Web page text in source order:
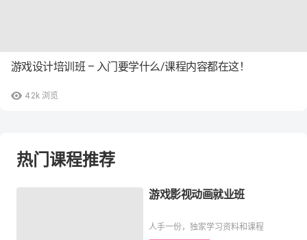
4.2k 浏览
游戏设计培训班 – 入门要学什么/课程内容都在这！
热门课程推荐
游戏影视动画就业班
人手一份，独家学习资料和课程